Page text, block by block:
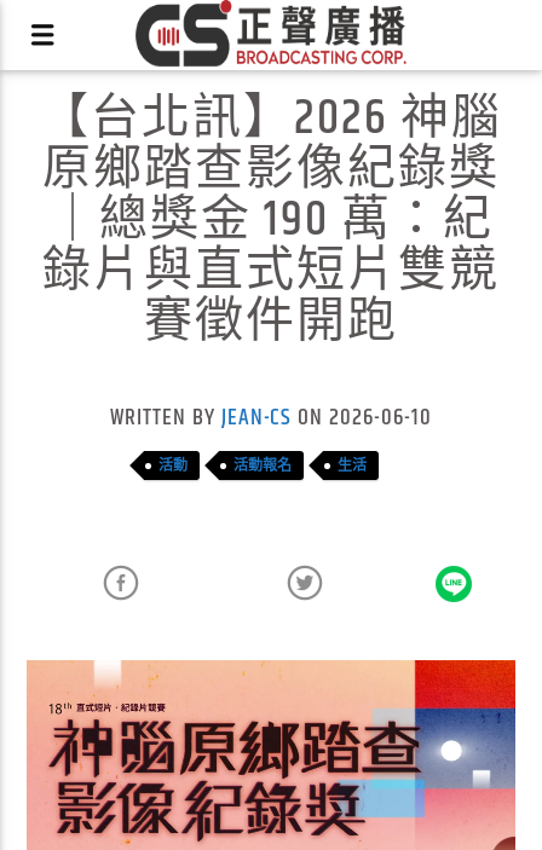
X
【台北訊】2026 神腦
原鄉踏查影像紀錄獎
｜總獎金 190 萬：紀
錄片與直式短片雙競
賽徵件開跑
WRITTEN BY JEAN-CS ON 2026-06-10
活動 活動報名 生活